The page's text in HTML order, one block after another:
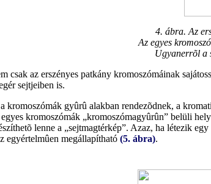
4. ábra. Az
Az egyes
Ugyanerrõl a
csak az erszényes patkány kromoszómáinak
sejtjeiben is.
kromoszómák gyûrû alakban rendezõdnek, a
kromoszómák „kromoszómagyûrûn” belüli
lenne a „sejtmagtérkép”. Azaz, ha létezik
egyértelmûen megállapítható (5. ábra).